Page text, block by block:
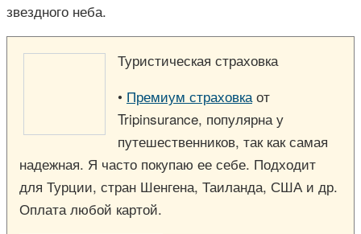
звездного неба.
Туристическая страховка
• Премиум страховкаот
Tripinsurance, популярна у
путешественников, так как самая
надежная. Я часто покупаю ее себе. Подходит
для Турции, стран Шенгена, Таиланда, США и др.
Оплата любой картой.